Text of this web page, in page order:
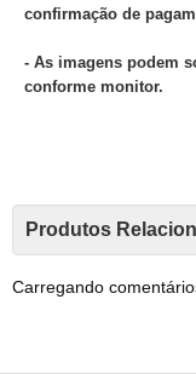
confirmação de
- As imagens podem
conforme monitor.
Produtos
Carregando